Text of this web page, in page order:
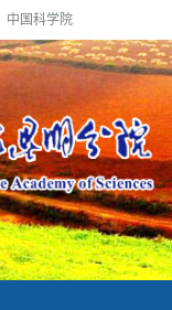
中国科学院